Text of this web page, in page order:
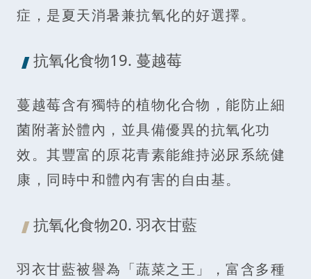
症，是夏天消暑兼抗氧化的好選擇。
抗氧化食物19. 蔓越莓
蔓越莓含有獨特的植物化合物，能防止細
菌附著於體內，並具備優異的抗氧化功
效。其豐富的原花青素能維持泌尿系統健
康，同時中和體內有害的自由基。
抗氧化食物20. 羽衣甘藍
羽衣甘藍被譽為「蔬菜之王」，富含多種